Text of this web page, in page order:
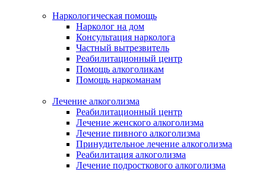
Наркологическая помощь
Нарколог на дом
Консультация нарколога
Частный вытрезвитель
Реабилитационный центр
Помощь алкоголикам
Помощь наркоманам
Лечение алкоголизма
Реабилитационный центр
Лечение женского алкоголизма
Лечение пивного алкоголизма
Принудительное лечение алкоголизма
Реабилитация алкоголизма
Лечение подросткового алкоголизма